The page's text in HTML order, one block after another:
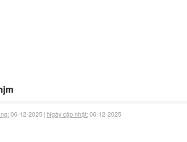
06-12-2025 | Ngày cập nhật:06-12-2025